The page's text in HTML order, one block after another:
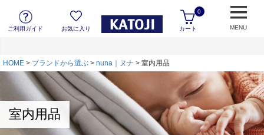
ご利用ガイド お気に入り カート
0
MENU
HOME ブランドから選ぶ nuna｜ヌナ 室内用品
室内用品